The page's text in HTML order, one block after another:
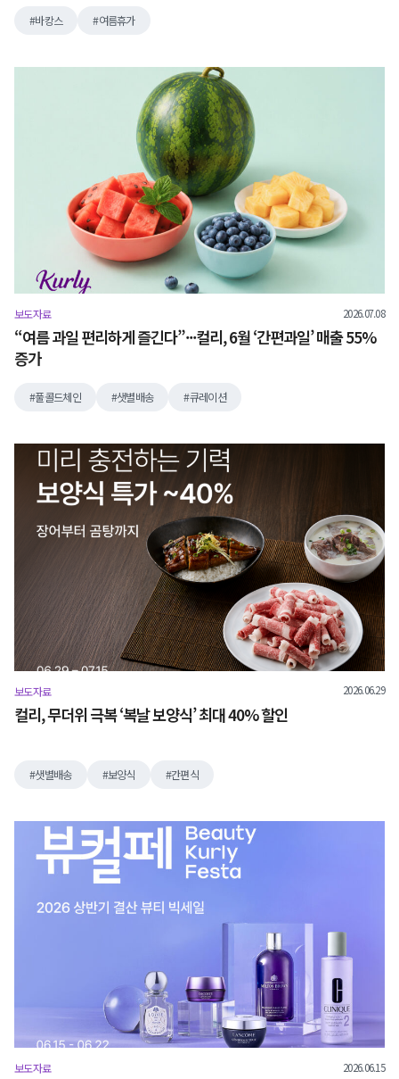
바캉스 여름휴가
보도자료 2026.07.08
“여름 과일 편리하게 즐긴다”···컬리, 6월 ‘간편과일’ 매출 55%
증가
풀콜드체인 샛별배송 큐레이션
보도자료 2026.06.29
컬리, 무더위 극복 ‘복날 보양식’ 최대 40% 할인
샛별배송 보양식 간편식
보도자료 2026.06.15